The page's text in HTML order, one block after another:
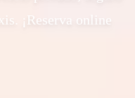
¡Reserva online